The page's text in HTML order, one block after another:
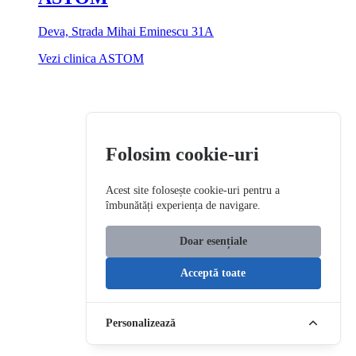
Deva, Strada Mihai Eminescu 31A
Vezi clinica ASTOM
Folosim cookie-uri
Acest site folosește cookie-uri pentru a
îmbunătăți experiența de navigare.
Doar esențiale
Acceptă toate
Personalizează